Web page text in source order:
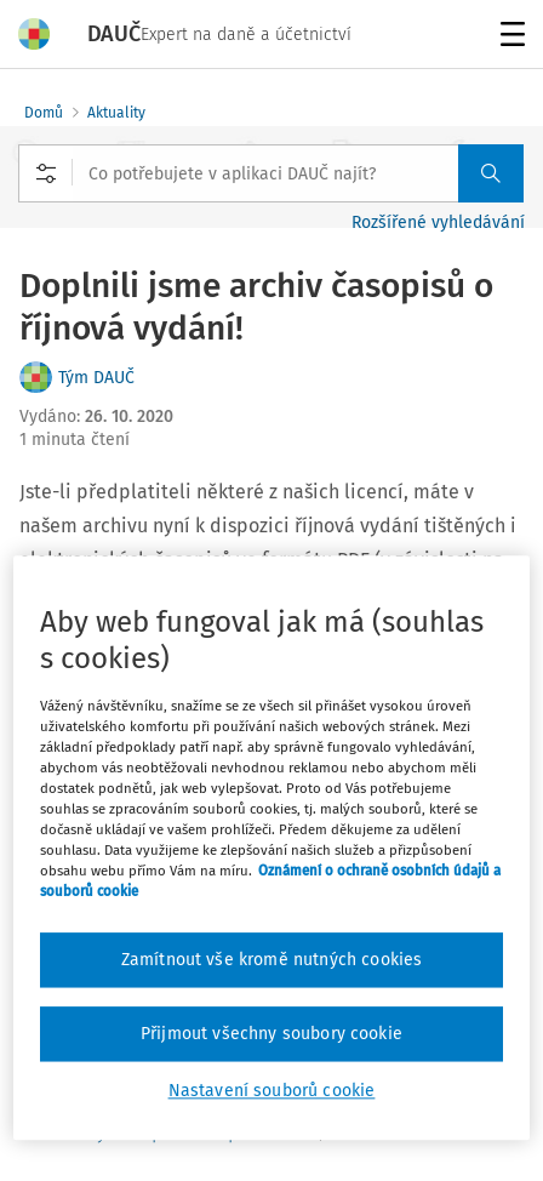
DAUČExpert na daně a účetnictví
Domů Aktuality
Rozšířené vyhledávání
Doplnili jsme archiv časopisů o
říjnová vydání!
Tým DAUČ
Vydáno: 26. 10. 2020
1 minuta čtení
Jste-li předplatiteli některé z našich licencí, máte v
našem archivu nyní k dispozici říjnová vydání tištěných i
elektronických časopisů ve formátu PDF (v závislosti na
vytisknout, a mít tak všechny příspěvky přehledně
pohromadě.
Pro prohlížení a stažení PDF souborů je nutné se
přihlásit. Jednotlivé číslo lze stáhnout maximálně 2x.
Naši předplatitelé mají přístup doarchivu
časopisů(většina titulů je zde od roku 2011 do
současnosti), který pravidelně doplňujeme o nová čísla.
Nyní zde nově naleznete tato vydání:
Účetnictví v praxič. 10/2020
Účetnictví neziskového sektoruč. 10/2020
Aby web fungoval jak má (souhlas
s cookies)
Vážený návštěvníku, snažíme se ze všech sil přinášet vysokou úroveň
uživatelského komfortu při používání našich webových stránek. Mezi
základní předpoklady patří např. aby správně fungovalo vyhledávání,
abychom vás neobtěžovali nevhodnou reklamou nebo abychom měli
dostatek podnětů, jak web vylepšovat. Proto od Vás potřebujeme
souhlas se zpracováním souborů cookies, tj. malých souborů, které se
dočasně ukládají ve vašem prohlížeči. Předem děkujeme za udělení
souhlasu. Data využijeme ke zlepšování našich služeb a přizpůsobení
obsahu webu přímo Vám na míru. Oznámení o ochraně osobních údajů a
souborů cookie
Nastavení souborů cookie
Zamítnout vše kromě nutných cookies
Přijmout všechny soubory cookie